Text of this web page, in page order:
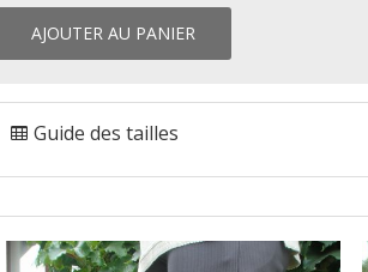
AJOUTER AU PANIER
Guide des tailles